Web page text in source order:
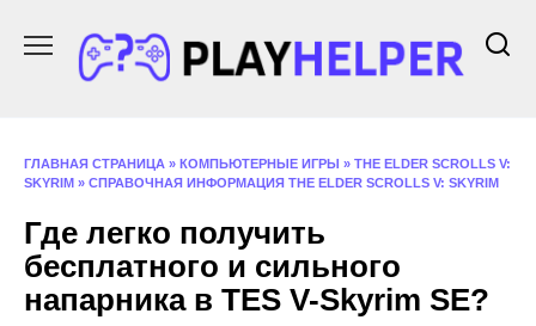
содержанию
ГЛАВНАЯ СТРАНИЦА » КОМПЬЮТЕРНЫЕ ИГРЫ » THE ELDER SCROLLS V:
SKYRIM » СПРАВОЧНАЯ ИНФОРМАЦИЯ THE ELDER SCROLLS V: SKYRIM
Где легко получить
бесплатного и сильного
напарника в ТES V-Skyrim SE?